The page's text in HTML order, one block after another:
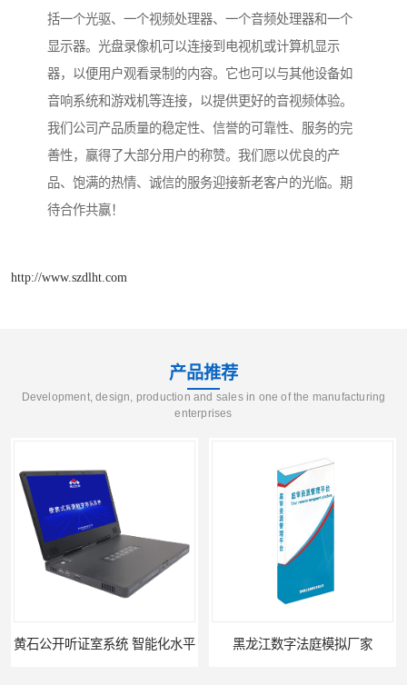
括一个光驱、一个视频处理器、一个音频处理器和一个
显示器。光盘录像机可以连接到电视机或计算机显示
器，以便用户观看录制的内容。它也可以与其他设备如
音响系统和游戏机等连接，以提供更好的音视频体验。
我们公司产品质量的稳定性、信誉的可靠性、服务的完
善性，赢得了大部分用户的称赞。我们愿以优良的产
品、饱满的热情、诚信的服务迎接新老客户的光临。期
待合作共赢！
http://www.szdlht.com
产品推荐
Development, design, production and sales in one of the manufacturing
enterprises
黄石公开听证室系统 智能化水平 黑龙江数字法庭模拟厂家